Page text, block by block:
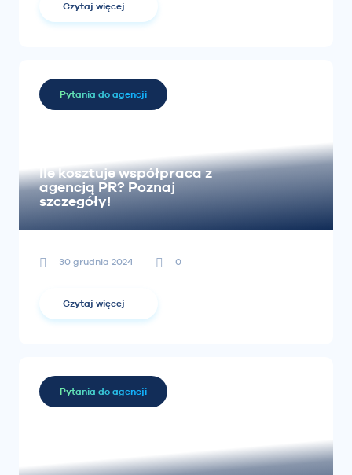
Czytaj więcej
Pytania do agencji
Ile kosztuje współpraca z
agencją PR? Poznaj
szczegóły!
30 grudnia 2024 0
Czytaj więcej
Pytania do agencji